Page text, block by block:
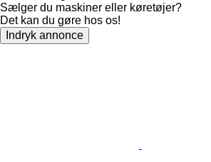
Sælger du maskiner eller køretøjer?
Det kan du gøre hos os!
Indryk annonce